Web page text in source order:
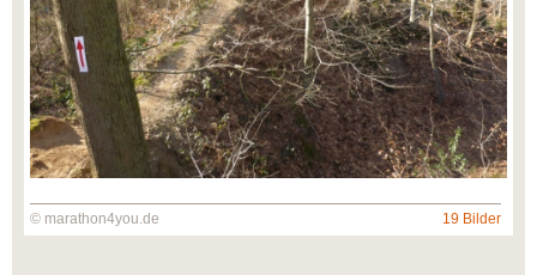
© marathon4you.de 19 Bilder